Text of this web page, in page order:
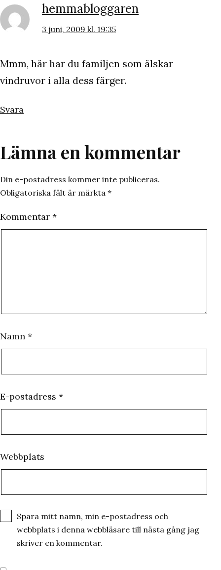
hemmabloggaren
3 juni, 2009 kl. 19:35
Mmm, här har du familjen som älskar
vindruvor i alla dess färger.
Svara
Lämna en kommentar
Din e-postadress kommer inte publiceras.
Obligatoriska fält är märkta *
Kommentar *
Namn *
E-postadress *
Webbplats
Spara mitt namn, min e-postadress och
webbplats i denna webbläsare till nästa gång jag
skriver en kommentar.